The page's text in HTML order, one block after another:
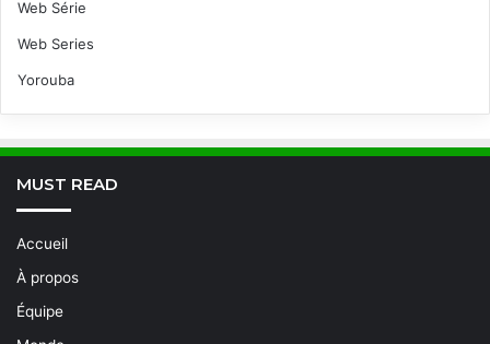
Web Série
Web Series
Yorouba
MUST READ
Accueil
À propos
Équipe